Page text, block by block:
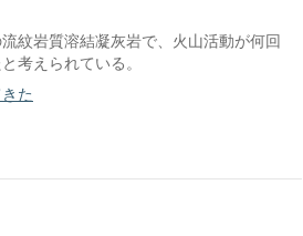
紋岩質溶結凝灰岩で、火山活動が何回
考えられている。
た